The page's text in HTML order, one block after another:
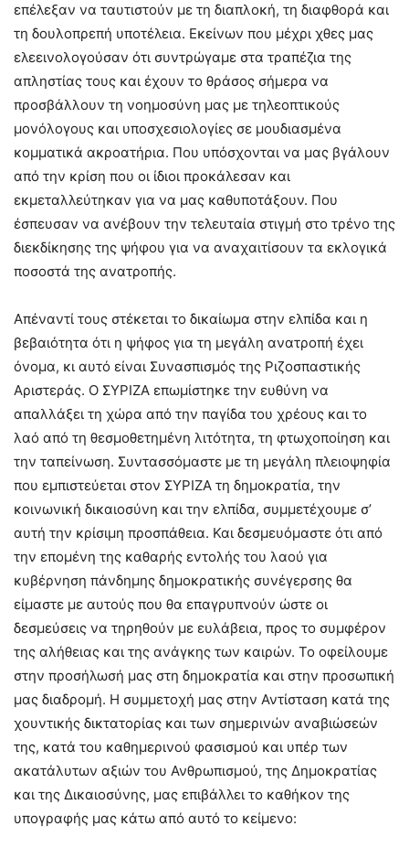
επέλεξαν να ταυτιστούν με τη διαπλοκή, τη διαφθορά και
τη δουλοπρεπή υποτέλεια. Εκείνων που μέχρι χθες μας
ελεεινολογούσαν ότι συντρώγαμε στα τραπέζια της
απληστίας τους και έχουν το θράσος σήμερα να
προσβάλλουν τη νοημοσύνη μας με τηλεοπτικούς
μονόλογους και υποσχεσιολογίες σε μουδιασμένα
κομματικά ακροατήρια. Που υπόσχονται να μας βγάλουν
από την κρίση που οι ίδιοι προκάλεσαν και
εκμεταλλεύτηκαν για να μας καθυποτάξουν. Που
έσπευσαν να ανέβουν την τελευταία στιγμή στο τρένο της
διεκδίκησης της ψήφου για να αναχαιτίσουν τα εκλογικά
ποσοστά της ανατροπής.
Απέναντί τους στέκεται το δικαίωμα στην ελπίδα και η
βεβαιότητα ότι η ψήφος για τη μεγάλη ανατροπή έχει
όνομα, κι αυτό είναι Συνασπισμός της Ριζοσπαστικής
Αριστεράς. Ο ΣΥΡΙΖΑ επωμίστηκε την ευθύνη να
απαλλάξει τη χώρα από την παγίδα του χρέους και το
λαό από τη θεσμοθετημένη λιτότητα, τη φτωχοποίηση και
την ταπείνωση. Συντασσόμαστε με τη μεγάλη πλειοψηφία
που εμπιστεύεται στον ΣΥΡΙΖΑ τη δημοκρατία, την
κοινωνική δικαιοσύνη και την ελπίδα, συμμετέχουμε σ’
αυτή την κρίσιμη προσπάθεια. Και δεσμευόμαστε ότι από
την επομένη της καθαρής εντολής του λαού για
κυβέρνηση πάνδημης δημοκρατικής συνέγερσης θα
είμαστε με αυτούς που θα επαγρυπνούν ώστε οι
δεσμεύσεις να τηρηθούν με ευλάβεια, προς το συμφέρον
της αλήθειας και της ανάγκης των καιρών. Το οφείλουμε
στην προσήλωσή μας στη δημοκρατία και στην προσωπική
μας διαδρομή. Η συμμετοχή μας στην Αντίσταση κατά της
χουντικής δικτατορίας και των σημερινών αναβιώσεών
της, κατά του καθημερινού φασισμού και υπέρ των
ακατάλυτων αξιών του Ανθρωπισμού, της Δημοκρατίας
και της Δικαιοσύνης, μας επιβάλλει το καθήκον της
υπογραφής μας κάτω από αυτό το κείμενο: